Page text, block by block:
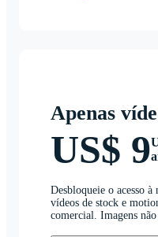
Apenas
US$ 9
Desbloqueie o acesso à
vídeos de stock e
comercial. Imagens